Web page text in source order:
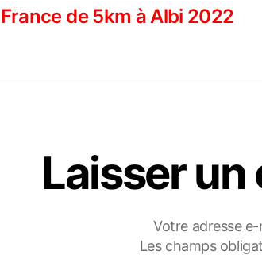
de 5km à Albi 2022
Laisser
Votre adresse
Les champs